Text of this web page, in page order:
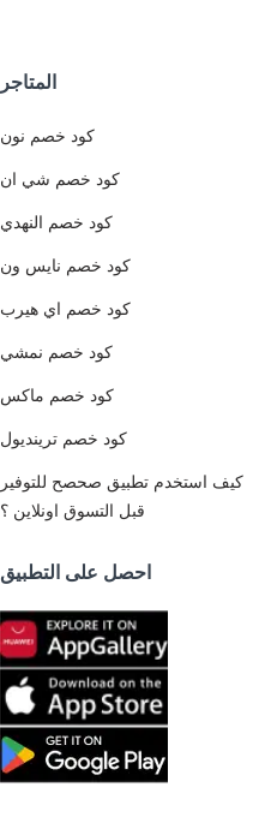
المتاجر
كود خصم نون
كود خصم شي ان
كود خصم النهدي
كود خصم نايس ون
كود خصم اي هيرب
كود خصم نمشي
كود خصم ماكس
كود خصم ترينديول
كيف استخدم تطبيق صحصح للتوفير
قبل التسوق اونلاين ؟
احصل على التطبيق